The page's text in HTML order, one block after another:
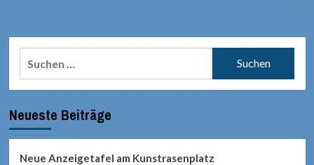
Neueste Beiträge
Neue Anzeigetafel am Kunstrasenplatz